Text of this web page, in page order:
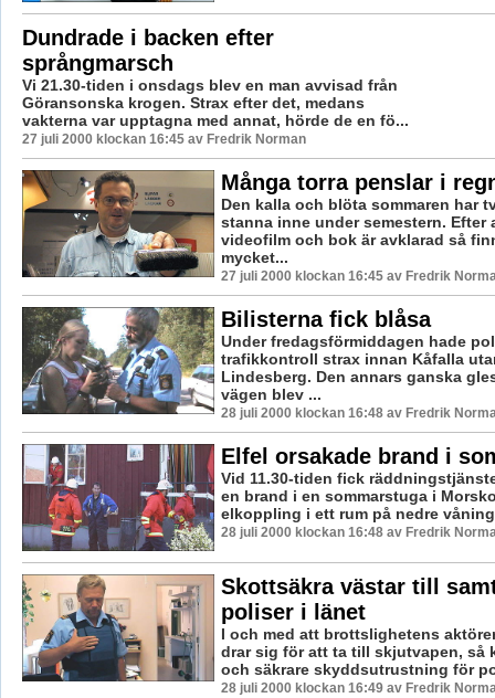
Dundrade i backen efter
språngmarsch
Vi 21.30-tiden i onsdags blev en man avvisad från
Göransonska krogen. Strax efter det, medans
vakterna var upptagna med annat, hörde de en fö...
27 juli 2000 klockan 16:45 av Fredrik Norman
Många torra penslar i
Den kalla och blöta sommaren har
stanna inne under semestern. Efter
videofilm och bok är avklarad så
mycket...
27 juli 2000 klockan 16:45 av Fredrik
Bilisterna fick blåsa
Under fredagsförmiddagen hade
trafikkontroll strax innan Kåfalla
Lindesberg. Den annars ganska
vägen blev ...
28 juli 2000 klockan 16:48 av Fredrik
Elfel orsakade brand i
Vid 11.30-tiden fick
en brand i en sommarstuga i
elkoppling i ett rum på nedre
28 juli 2000 klockan 16:48 av Fredrik
Skottsäkra västar till
poliser i länet
I och med att brottslighetens
drar sig för att ta till skjutvapen, så
och säkrare skyddsutrustning för
28 juli 2000 klockan 16:49 av Fredrik